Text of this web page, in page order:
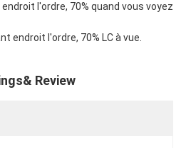
l'ordre, 70% quand vous voyez
endroit l'ordre, 70% LC à vue.
Review